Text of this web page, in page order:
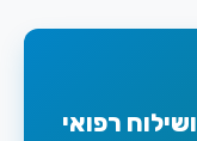
רפואי